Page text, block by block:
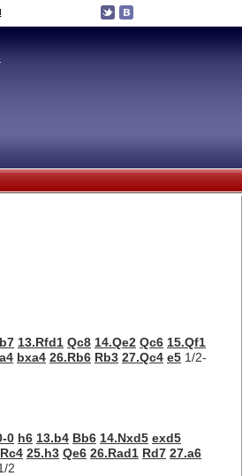
13.Rfd1 Qc8 14.Qe2 Qc6 15.Qf1
bxa4 26.Rb6 Rb3 27.Qc4 e5 1/2-
0 h6 13.b4 Bb6 14.Nxd5 exd5
Rc4 25.h3 Qe6 26.Rad1 Rd7 27.a6
2